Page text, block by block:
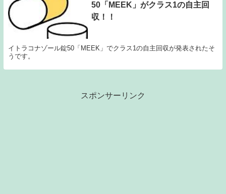
50「MEEK」がクラス1の自主回
収！！
イトラコナゾール錠50「MEEK」でクラス1の自主回収が発表されたそ
うです。
スポンサーリンク